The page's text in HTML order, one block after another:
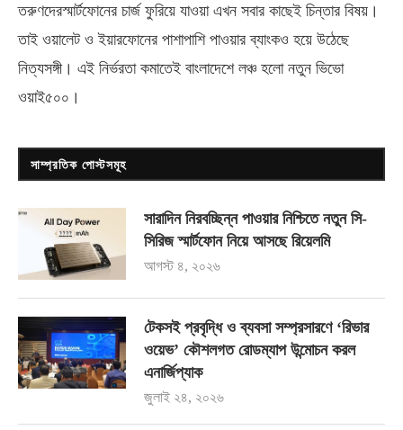
তরুণদেরস্মার্টফোনের চার্জ ফুরিয়ে যাওয়া এখন সবার কাছেই চিন্তার বিষয়।
তাই ওয়ালেট ও ইয়ারফোনের পাশাপাশি পাওয়ার ব্যাংকও হয়ে উঠেছে
নিত্যসঙ্গী। এই নির্ভরতা কমাতেই বাংলাদেশে লঞ্চ হলো নতুন ভিভো
ওয়াই৫০০ ।
সাম্প্রতিক পোস্টসমূহ
সারাদিন নিরবচ্ছিন্ন পাওয়ার নিশ্চিতে নতুন সি-
সিরিজ স্মার্টফোন নিয়ে আসছে রিয়েলমি
আগস্ট ৪, ২০২৬
টেকসই প্রবৃদ্ধি ও ব্যবসা সম্প্রসারণে ‘রিভার
ওয়েভ’ কৌশলগত রোডম্যাপ উন্মোচন করল
এনার্জিপ্যাক
জুলাই ২৪, ২০২৬